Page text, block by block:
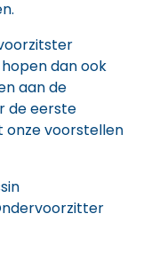
dan ook
aan de
de eerste
onze voorstellen